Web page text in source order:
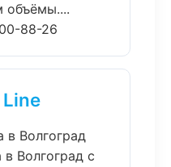
объёмы....
88-26
в Волгоград
Волгоград с